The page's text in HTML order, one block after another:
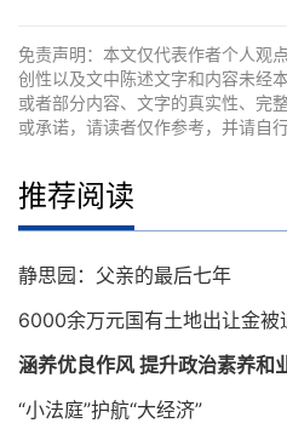
免责声明：本文仅代表作者个人观
创性以及文中陈述文字和内容未经
或者部分内容、文字的真实性、完
或承诺，请读者仅作参考，并请自
推荐阅读
静思园：父亲的最后七年
6000余万元国有土地出让金被
涵养优良作风 提升政治素养和
“小法庭”护航“大经济”